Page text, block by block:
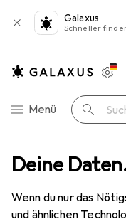
Deine
Wenn du nur das
und ähnlichen
Galaxus
Schneller
Navigation nach
Menü Suche
Möbel Schlafzimmer